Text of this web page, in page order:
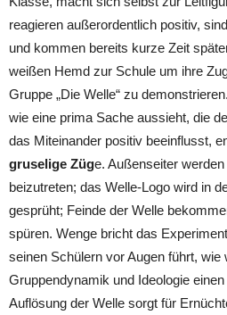
reagieren außerordentlich positiv,
und kommen bereits kurze Zeit
weißen Hemd zur Schule um ihre
Gruppe „Die Welle“ zu
wie eine prima Sache aussieht, die
das Miteinander positiv beeinflusst,
gruselige Züge. Außenseiter werden
beizutreten; das Welle-Logo wird in
gesprüht; Feinde der Welle
spüren. Wenge bricht das
seinen Schülern vor Augen führt, wie
Gruppendynamik und Ideologie
Auflösung der Welle sorgt für